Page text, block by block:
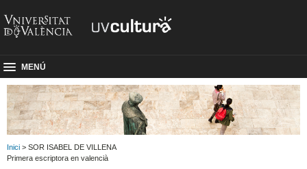
MENÚ
Inici > SOR ISABEL DE VILLENA
Primera escriptora en valencià